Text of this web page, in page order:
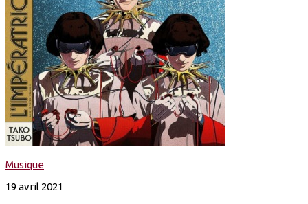
Musique
19 avril 2021